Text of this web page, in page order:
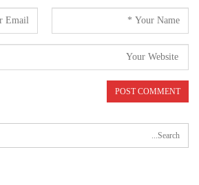
ہوئی ہے ، جس پر پردہ ڈالنے کے لئے وہ نعرہ
بنائیں گے۔ وہ چاہتے ہیں کہ ملک کے ہندوئوں ،
ٹکرائو کی صورت حال پیدا ہو ، لیکن اس ملک کی
واضح رہے کہ اشوک چوہان مدھیہ پردیش کی جس
کررہے تھے ، مدھیہ پردیش ومہاراشٹر کی سرحد
پردیش کانگریس کے صدر کمل ناتھ کا پارلیمانی